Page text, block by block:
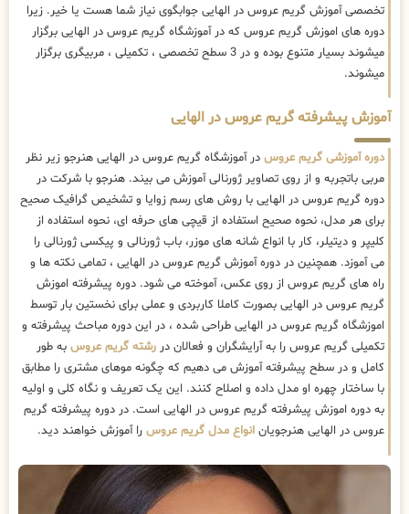
تخصصی آموزش گریم عروس در الهایی جوابگوی نیاز شما هست یا خیر. زیرا
دوره های اموزش گریم عروس که در آموزشگاه گریم عروس در الهایی برگزار
میشوند بسیار متنوع بوده و در 3 سطح تخصصی ، تکمیلی ، مربیگری برگزار
میشوند.
آموزش پیشرفته گریم عروس در الهایی
دوره آموزشی گریم عروس در آموزشگاه گریم عروس در الهایی هنرجو زیر نظر
مربی باتجربه و از روی تصاویر ژورنالی آموزش می بیند. هنرجو با شرکت در
دوره گریم عروس در الهایی با روش های رسم زوایا و تشخیص گرافیک صحیح
برای هر مدل، نحوه صحیح استفاده از قیچی های حرفه ای، نحوه استفاده از
کلیپر و دیتیلر، کار با انواع شانه های موزر، باب ژورنالی و پیکسی ژورنالی را
می آموزد. همچنین در دوره آموزش گریم عروس در الهایی ، تمامی نکته ها و
راه های گریم عروس از روی عکس، آموخته می شود. دوره پیشرفته اموزش
گریم عروس در الهایی بصورت کاملا کاربردی و عملی برای نخستین بار توسط
اموزشگاه گریم عروس در الهایی طراحی شده ، در این دوره مباحث پیشرفته و
تکمیلی گریم عروس را به آرایشگران و فعالان در رشته گریم عروس به طور
کامل و در سطح پیشرفته آموزش می دهیم که چگونه موهای مشتری را مطابق
با ساختار چهره او مدل داده و اصلاح کنند. این یک تعریف و نگاه کلی و اولیه
به دوره اموزش پیشرفته گریم عروس در الهایی است. در دوره پیشرفته گریم
عروس در الهایی هنرجویان انواع مدل گریم عروس را آموزش خواهند دید.